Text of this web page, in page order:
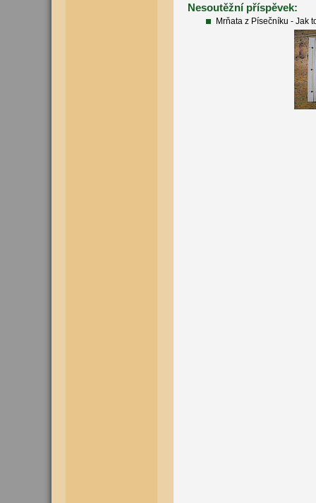
Nesoutěžní příspěvek:
Mrňata z Písečníku - Jak